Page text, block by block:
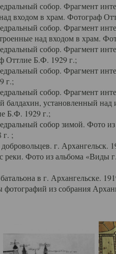
собор. Фрагмент
входом в храм. Фотограф
собор. Фрагмент
над входом в храм.
собор. Фрагмент
Оттлие Б.Ф. 1929 г.;
собор. Фрагмент
г.;
собор. Фрагмент
установленный над
Б.Ф. 1929 г.;
собор зимой. Фото
г. ;
г. Архангельск.
Фото из альбома «Виды
в г. Архангельске.
из собрания